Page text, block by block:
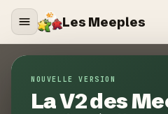
Les Meeples
NOUVELLE VERSION
La V2 des
Mentions
ACCUEIL MENTIONS LÉGALES